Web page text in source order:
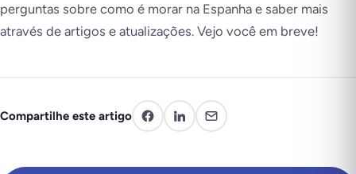
perguntas sobre como é morar na Espanha e saber mais
através de artigos e atualizações. Vejo você em breve!
Compartilhe este artigo